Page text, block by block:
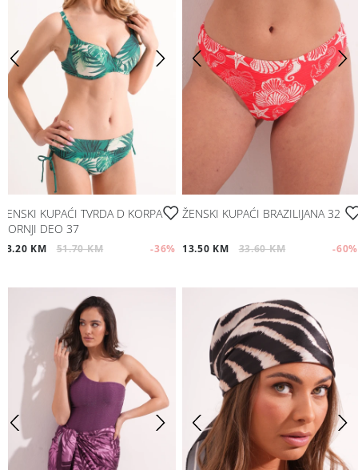
ŽENSKI KUPAĆI TVRDA D KORPA
GORNJI DEO 37
33.20 KM 51.70 KM -36%
ŽENSKI KUPAĆI BRAZILIJANA 32
13.50 KM 33.60 KM -60%